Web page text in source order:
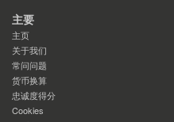
主要
主页
关于我们
常问问题
货币换算
忠诚度得分
Cookies